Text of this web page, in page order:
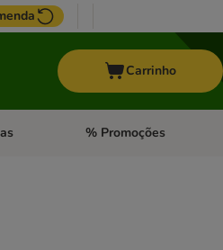
Carrinho
categoria: Outros animais
Abrir menu de categoria:
% Promoções